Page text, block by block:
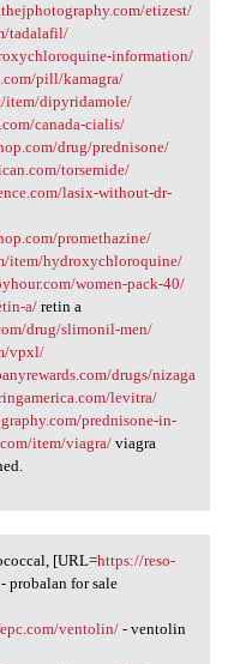
etizest/
tadalafil/
information/
pill/kamagra/
item/dipyridamole/
canada-cialis/
drug/prednisone/
torsemide/
lasix-without-dr-
promethazine/
item/hydroxychloroquine/
women-pack-40/
a/retin a
drug/slimonil-men/
vpxl/
drugs/nizaga
levitra/
prednisone-in-
item/viagra/viagra
[URL=https://reso-
probalan for sale
ventolin/- ventolin